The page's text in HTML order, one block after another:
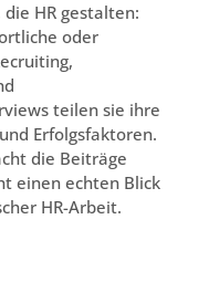
HR gestalten:
oder
teilen sie ihre
Erfolgsfaktoren.
die Beiträge
einen echten Blick
HR-Arbeit.